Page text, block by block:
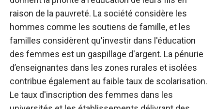
raison de la pauvreté. La société considère les
hommes comme les soutiens de famille, et les
familles considèrent qu'investir dans l'éducation
des femmes est un gaspillage d'argent. La pénurie
d’enseignantes dans les zones rurales et isolées
contribue également au faible taux de scolarisation.
Le taux d'inscription des femmes dans les